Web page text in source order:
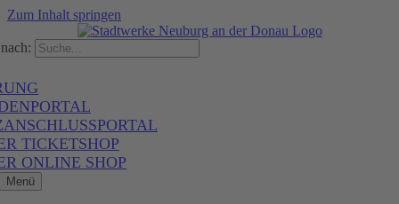
Zum Inhalt springen
TICKETSHOP
ONLINE SHOP
Menü